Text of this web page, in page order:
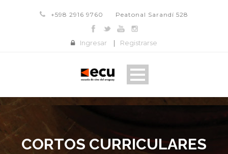
+598 2916 9760 Peatonal Sarandí 528
Ingresar | Registrarse
CORTOS CURRICULARES